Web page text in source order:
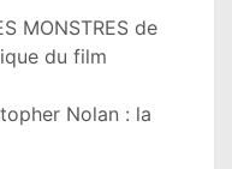
MONSTRES de
du film
Nolan : la